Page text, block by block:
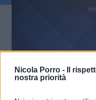
Nicola Porro -
Il
nostra priorità
Pericolo